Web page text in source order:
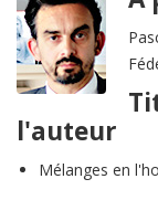
l'auteur
Mélanges en